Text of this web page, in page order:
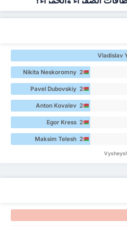
Vladislav
Nikita Neskoromny 2
Pavel Dubovskiy 2
Anton Kovalev 2
Egor Kress 2
Maksim Telesh 2